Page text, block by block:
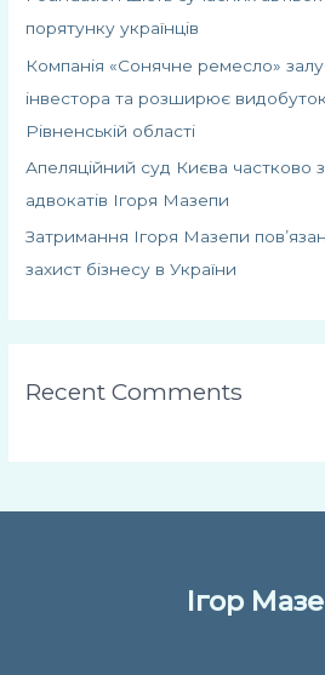
порятунку українців
Компанія «Сонячне ремесло»
інвестора та розширює
Рівненській області
Апеляційний суд Києва частково
адвокатів Ігоря Мазепи
Затримання Ігоря Мазепи
захист бізнесу в України
Recent Comments
Ігор